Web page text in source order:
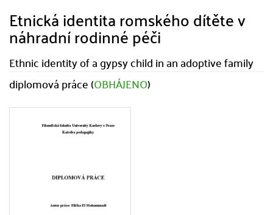
Etnická identita romského dítěte v
náhradní rodinné péči
Ethnic identity of a gypsy child in an adoptive family
diplomová práce (OBHÁJENO)